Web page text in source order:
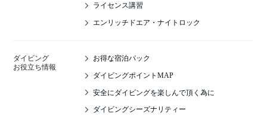
ライセンス講習
エンリッチドエア・ナイトロック
ダイビング
お役立ち情報
お得な宿泊パック
ダイビングポイントMAP
安全にダイビングを楽しんで頂く為に
ダイビングシーズナリティー